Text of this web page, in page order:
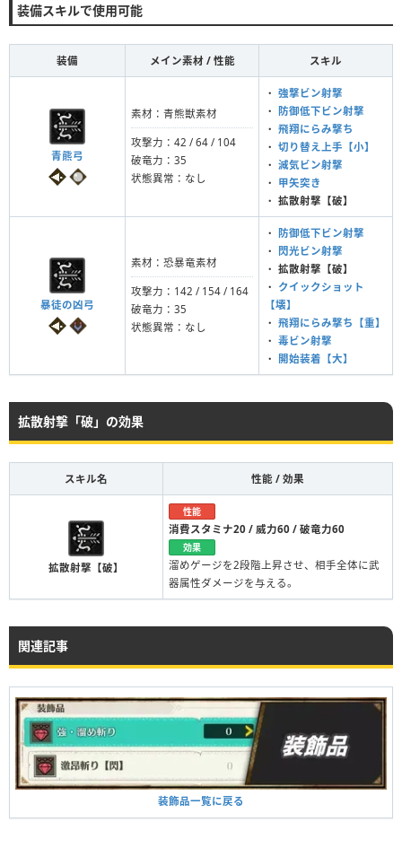
装備スキルで使用可能
装備 メイン素材 / 性能 スキル
青熊弓
素材：青熊獣素材
攻撃力：42 / 64 / 104
破竜力：35
状態異常：なし
・ 強撃ビン射撃
・ 防御低下ビン射撃
・ 飛翔にらみ撃ち
・ 切り替え上手【小】
・ 減気ビン射撃
・ 甲矢突き
・ 拡散射撃【破】
暴徒の凶弓
素材：恐暴竜素材
攻撃力：142 / 154 / 164
破竜力：35
状態異常：なし
・ 防御低下ビン射撃
・ 閃光ビン射撃
・ 拡散射撃【破】
・ クイックショット
【壊】
・ 飛翔にらみ撃ち【重】
・ 毒ビン射撃
・ 開始装着【大】
拡散射撃「破」の効果
スキル名 性能 / 効果
拡散射撃【破】
性能
消費スタミナ20 / 威力60 / 破竜力60
効果
溜めゲージを2段階上昇させ、相手全体に武
器属性ダメージを与える。
関連記事
装飾品一覧に戻る